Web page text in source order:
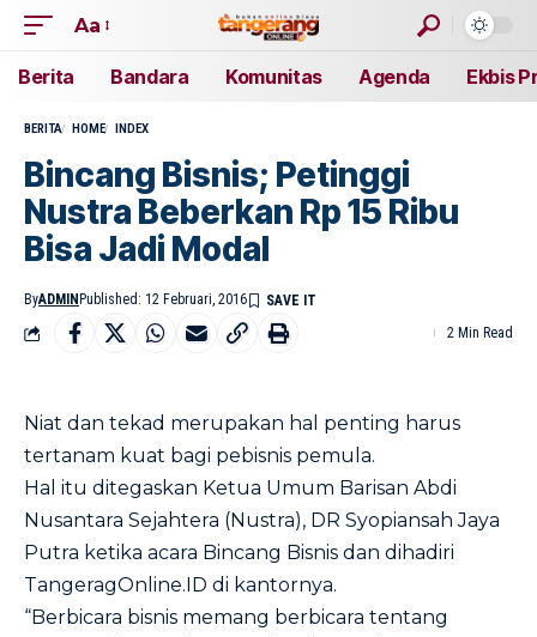
Aa
Berita Bandara Komunitas Agenda Ekbis
BERITA HOME INDEX
Bincang Bisnis; Petinggi
Nustra Beberkan Rp 15 Ribu
Bisa Jadi Modal
ByADMIN Published: 12 Februari, 2016
2 Min Read
Niat dan tekad merupakan hal penting harus
tertanam kuat bagi pebisnis pemula.
Hal itu ditegaskan Ketua Umum Barisan Abdi
Nusantara Sejahtera (Nustra), DR Syopiansah Jaya
Putra ketika acara Bincang Bisnis dan dihadiri
TangeragOnline.ID di kantornya.
“Berbicara bisnis memang berbicara tentang